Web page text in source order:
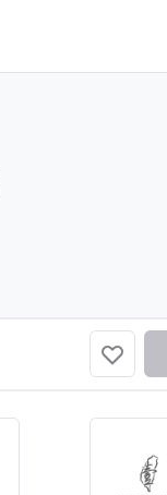
群眾募資平台